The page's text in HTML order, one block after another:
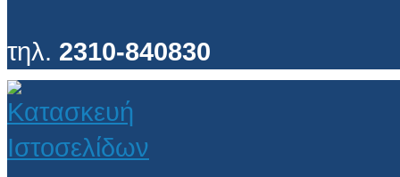
τηλ. 2310-840830